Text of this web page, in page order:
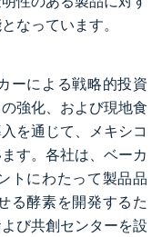
なっています。
ーによる戦略的投資
強化、および現地食
を通じて、メキシコ
す。各社は、ベーカ
トにわたって製品品
る酵素を開発するた
び共創センターを設